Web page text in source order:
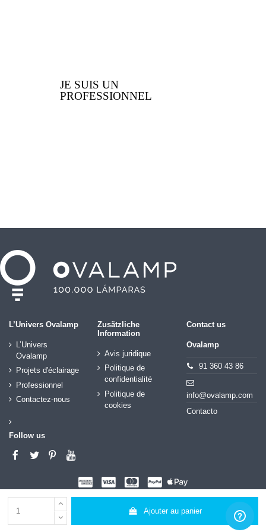
Ajouter au panier
JE SUIS UN
PROFESSIONNEL
L’Univers Ovalamp
L’Univers
Ovalamp
Projets d'éclairage
Professionnel
Contactez-nous
Zusätzliche
Information
Avis juridique
Politique de
confidentialité
Politique de
cookies
Contact us
Ovalamp
91 360 43 86
info@ovalamp.com
Contacto
Follow us
© Copyright Ovalamp 2020